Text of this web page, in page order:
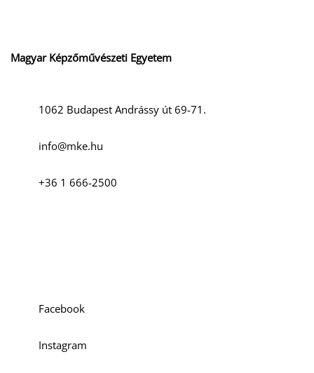
Magyar Képzőművészeti Egyetem
1062 Budapest Andrássy út 69-71.
info@mke.hu
+36 1 666-2500
Facebook
Instagram